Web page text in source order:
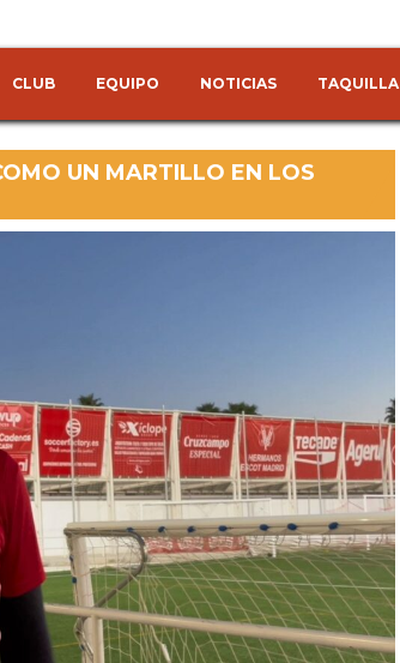
CLUB EQUIPO NOTICIAS TAQUILLA
UN MARTILLO EN LOS